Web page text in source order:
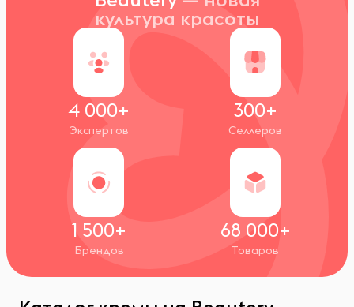
культура красоты
4 000+
Экспертов
300+
Селлеров
1 500+
Брендов
68 000+
Товаров